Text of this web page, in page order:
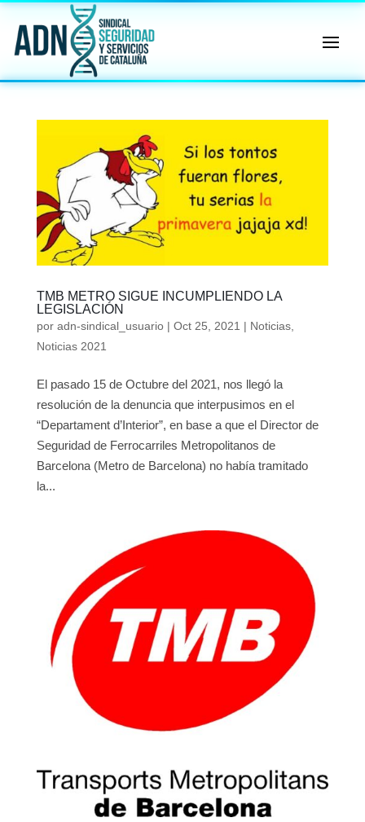
TMB METRO SIGUE INCUMPLIENDO LA
LEGISLACIÓN
por adn-sindical_usuario| Oct 25, 2021 | Noticias,
Noticias 2021
El pasado 15 de Octubre del 2021, nos llegó la
resolución de la denuncia que interpusimos en el
“Departament d’Interior”, en base a que el Director de
Seguridad de Ferrocarriles Metropolitanos de
Barcelona (Metro de Barcelona) no había tramitado
la...
✖
Sindical
ℹ️ Consulta General a Sede (Email)
⚖️ Dpto. Jurídico y Abogados (Email)
🤖 Dudas Rápidas del Convenio (IA)
📊 Herramienta: Tabla Salarial PDF
📄 Herramienta: Generador Plantillas
✊ Trámite: Afiliarse al Sindicato